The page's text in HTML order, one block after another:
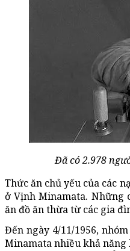
Đã có 2.978
Thức ăn chủ yếu của các
ở Vịnh Minamata. Những
ăn đồ ăn thừa từ các gia
Đến ngày 4/11/1956,
Minamata nhiều khả năng